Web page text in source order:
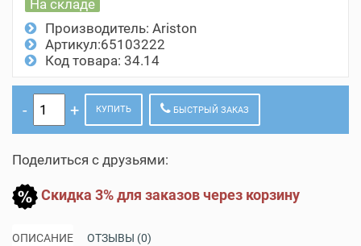
На складе
Производитель: Ariston
Артикул:65103222
Код товара: 34.14
КУПИТЬ БЫСТРЫЙ ЗАКАЗ
Поделиться с друзьями:
Скидка 3% для заказов через корзину
ОПИСАНИЕ ОТЗЫВЫ (0)